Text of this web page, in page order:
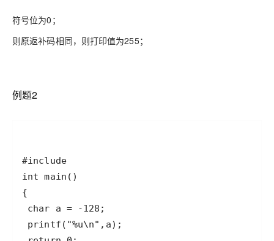
符号位为0；
则原返补码相同，则打印值为255；
例题2